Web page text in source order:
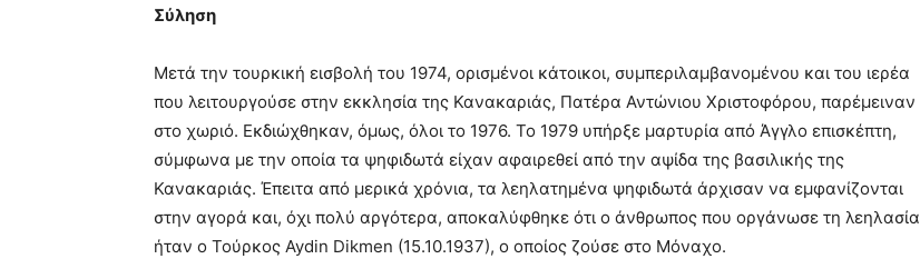
Σύληση
Μετά την τουρκική εισβολή του 1974, ορισμένοι κάτοικοι, συμπεριλαμβανομένου και του ιερέα
που λειτουργούσε στην εκκλησία της Κανακαριάς, Πατέρα Αντώνιου Χριστοφόρου, παρέμειναν
στο χωριό. Εκδιώχθηκαν, όμως, όλοι το 1976. Το 1979 υπήρξε μαρτυρία από Άγγλο επισκέπτη,
σύμφωνα με την οποία τα ψηφιδωτά είχαν αφαιρεθεί από την αψίδα της βασιλικής της
Κανακαριάς. Έπειτα από μερικά χρόνια, τα λεηλατημένα ψηφιδωτά άρχισαν να εμφανίζονται
στην αγορά και, όχι πολύ αργότερα, αποκαλύφθηκε ότι ο άνθρωπος που οργάνωσε τη λεηλασία
ήταν ο Τούρκος Aydin Dikmen (15.10.1937), ο οποίος ζούσε στο Μόναχο.